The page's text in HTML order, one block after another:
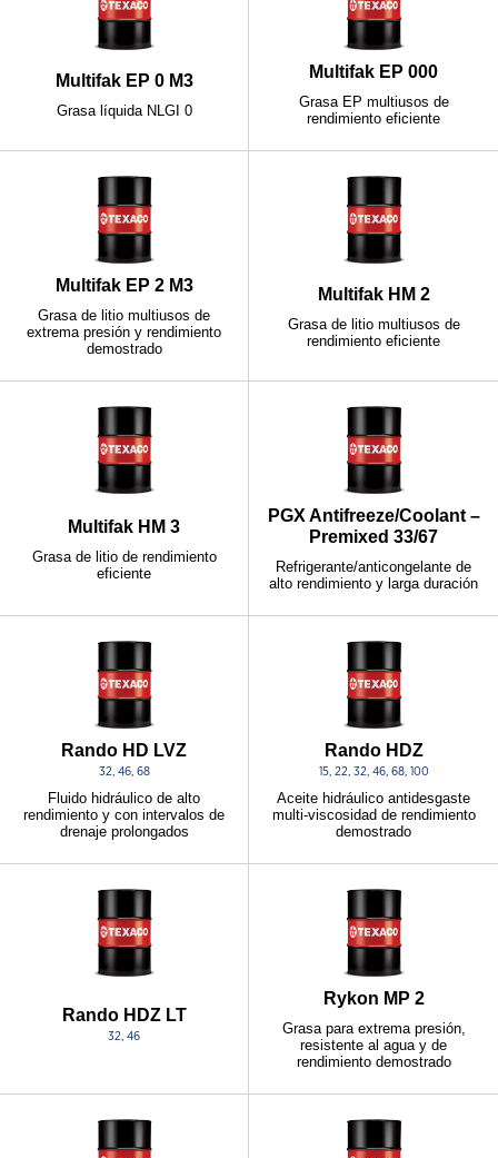
Multifak EP 0 M3
Grasa líquida NLGI 0
Multifak EP 000
Grasa EP multiusos de
rendimiento eficiente
Multifak EP 2 M3
Grasa de litio multiusos de
extrema presión y rendimiento
demostrado
Multifak HM 2
Grasa de litio multiusos de
rendimiento eficiente
Multifak HM 3
Grasa de litio de rendimiento
eficiente
PGX Antifreeze/Coolant –
Premixed 33/67
Refrigerante/anticongelante de
alto rendimiento y larga duración
Rando HD LVZ
32, 46, 68
Fluido hidráulico de alto
rendimiento y con intervalos de
drenaje prolongados
Rando HDZ
15, 22, 32, 46, 68, 100
Aceite hidráulico antidesgaste
multi-viscosidad de rendimiento
demostrado
Rando HDZ LT
32, 46
Rykon MP 2
Grasa para extrema presión,
resistente al agua y de
rendimiento demostrado